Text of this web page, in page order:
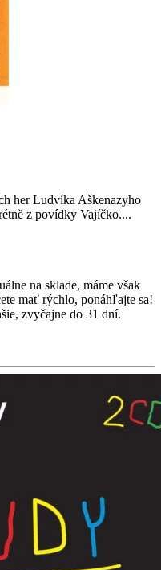
her Ludvíka Aškenazyho
z povídky Vajíčko....
na sklade, máme však
mať rýchlo, ponáhľajte sa!
zvyčajne do 31 dní.